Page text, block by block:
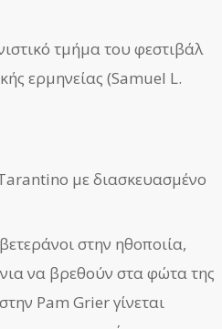
τμήμα του φεστιβάλ
ερμηνείας (Samuel L.
με διασκευασμένο
στην ηθοποιία,
να βρεθούν στα φώτα της
Pam Grier γίνεται